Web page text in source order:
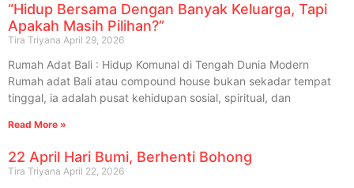
“Hidup Bersama Dengan Banyak Keluarga, Tapi
Apakah Masih Pilihan?”
Tira Triyana April 29, 2026
Rumah Adat Bali : Hidup Komunal di Tengah Dunia Modern
Rumah adat Bali atau compound house bukan sekadar tempat
tinggal, ia adalah pusat kehidupan sosial, spiritual, dan
Read More »
22 April Hari Bumi, Berhenti Bohong
Tira Triyana April 22, 2026